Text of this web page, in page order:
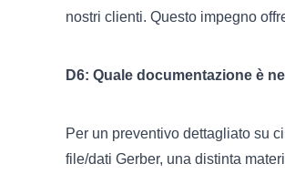
nostri clienti. Questo impegno
D6: Quale documentazione è
Per un preventivo dettagliato su
file/dati Gerber, una distinta